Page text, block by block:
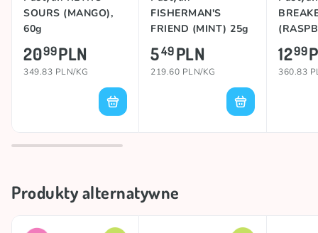
SOURS (MANGO),
60g
2099PLN
349.83 PLN/KG
FISHERMAN'S
FRIEND (MINT) 25g
549PLN
219.60 PLN/KG
1299
360.83
Produkty alternatywne